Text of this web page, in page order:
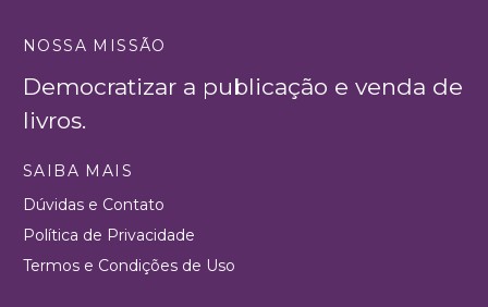
NOSSA MISSÃO
Democratizar a publicação e venda de
livros.
SAIBA MAIS
Dúvidas e Contato
Política de Privacidade
Termos e Condições de Uso